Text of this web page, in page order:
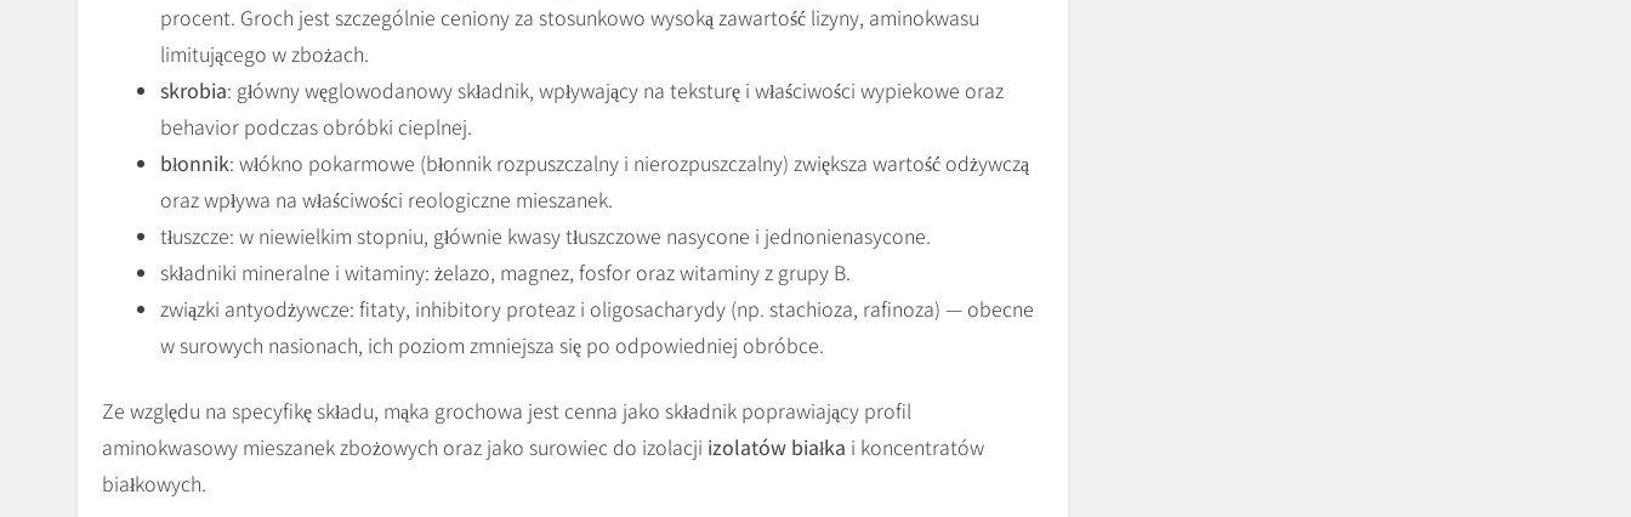
procent. Groch jest szczególnie ceniony za stosunkowo wysoką zawartość lizyny, aminokwasu
limitującego w zbożach.
skrobia: główny węglowodanowy składnik, wpływający na teksturę i właściwości wypiekowe oraz
behavior podczas obróbki cieplnej.
błonnik: włókno pokarmowe (błonnik rozpuszczalny i nierozpuszczalny) zwiększa wartość odżywczą
oraz wpływa na właściwości reologiczne mieszanek.
tłuszcze: w niewielkim stopniu, głównie kwasy tłuszczowe nasycone i jednonienasycone.
składniki mineralne i witaminy: żelazo, magnez, fosfor oraz witaminy z grupy B.
związki antyodżywcze: fitaty, inhibitory proteaz i oligosacharydy (np. stachioza, rafinoza) — obecne
w surowych nasionach, ich poziom zmniejsza się po odpowiedniej obróbce.
Ze względu na specyfikę składu, mąka grochowa jest cenna jako składnik poprawiający profil
aminokwasowy mieszanek zbożowych oraz jako surowiec do izolacji izolatów białka i koncentratów
białkowych.